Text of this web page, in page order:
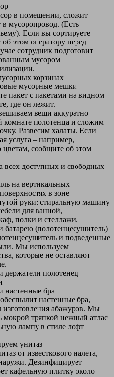
в помещении, сложит
мусоропровод. (Есть
Если вы сортируете
этом оператору перед
сотрудник подготовит
мусором
корзинах
мусорные мешки
пакет с пакетами на видном
где он лежит.
вещи аккуратно
комнате полотенца и сложим
Развесим халаты. Если
услуга – например,
сообщите об этом
всех доступных и свободных
на вертикальных
в зоне
руки: стиральную машину
для ванной,
полки и стеллажи.
батарею (полотенцесушитель)
и подведенные
Мы используем
которые не оставляют
держатели полотенец
настенные бра
настенные бра,
изготовления абажуров. Мы
мокрой тряпкой нежный атлас
лампу в стиле лофт
унитаз
от известкового налета,
Дезинфицирует
кафельную плитку около